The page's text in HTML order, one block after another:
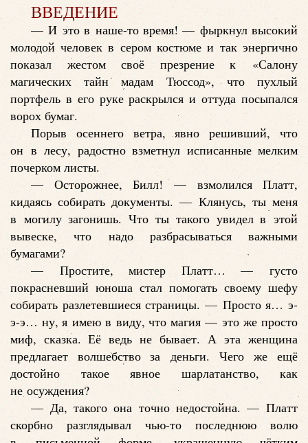
ВВЕДЕНИЕ
— И это в наше-то время! — фыркнул высокий
молодой человек в сером костюме и так энергично
показал жестом своё презрение к «Салону
магических тайн мадам Тюссод», что пухлый
портфель в его руке раскрылся и оттуда посыпался
ворох бумаг.
Порыв осеннего ветра, явно решивший, что
он в лесу, радостно взметнул исписанные мелким
почерком листы.
— Осторожнее, Билл! — взмолился Платт,
кидаясь собирать документы. — Клянусь, ты меня
в могилу загонишь. Что ты такого увидел в этой
вывеске, что надо разбрасываться важными
бумагами?
— Простите, мистер Платт… — густо
покрасневший юноша стал помогать своему шефу
собирать разлетевшиеся страницы. — Просто я… э-
э-э… ну, я имею в виду, что магия — это же просто
миф, сказка. Её ведь не бывает. А эта женщина
предлагает волшебство за деньги. Чего же ещё
достойно такое явное шарлатанство, как
не осуждения?
— Да, такого она точно недостойна. — Платт
скорбно разглядывал чью-то последнюю волю